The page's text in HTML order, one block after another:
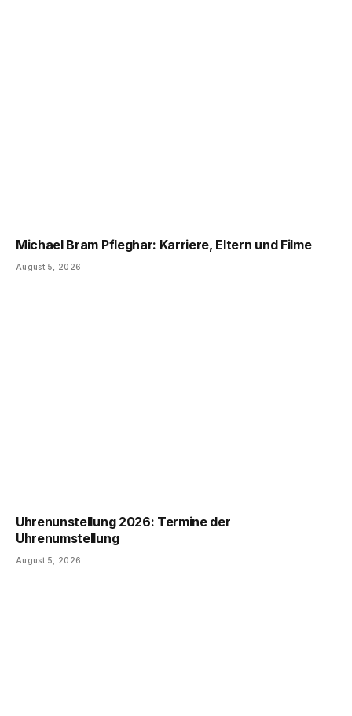
Michael Bram Pfleghar: Karriere, Eltern und Filme
August 5, 2026
Uhrenunstellung 2026: Termine der
Uhrenumstellung
August 5, 2026